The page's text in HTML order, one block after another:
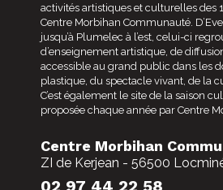
activités artistiques et culturelles des
Centre Morbihan Communauté.
jusqu’à Plumelec à l’est, celui-ci
d’enseignement artistique, de
accessible au grand public dans les
plastique, du spectacle vivant, de la
C’est également le site de la saison
proposée chaque année par Centre
Centre Morbihan
ZI de Kerjean - 56500
02 97 44 22 58